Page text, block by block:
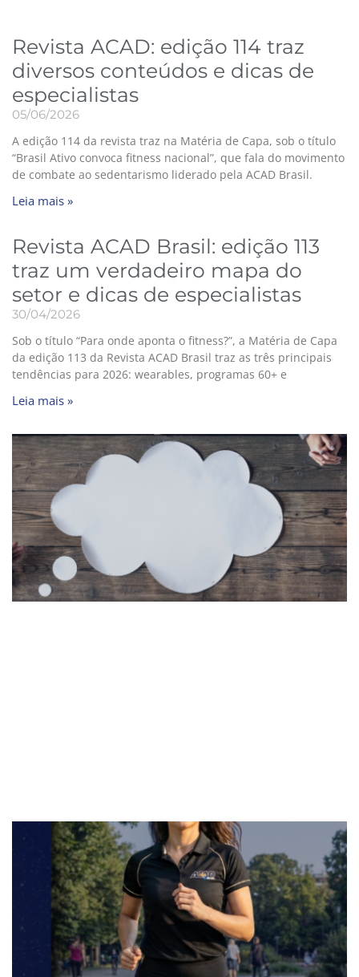
Revista ACAD: edição 114 traz
diversos conteúdos e dicas de
especialistas
05/06/2026
A edição 114 da revista traz na Matéria de Capa, sob o título
“Brasil Ativo convoca fitness nacional”, que fala do movimento
de combate ao sedentarismo liderado pela ACAD Brasil.
Leia mais »
Revista ACAD Brasil: edição 113
traz um verdadeiro mapa do
setor e dicas de especialistas
30/04/2026
Sob o título “Para onde aponta o fitness?”, a Matéria de Capa
da edição 113 da Revista ACAD Brasil traz as três principais
tendências para 2026: wearables, programas 60+ e
Leia mais »